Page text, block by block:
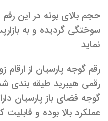
حجم بالای بوته در این
سوختگی گردیده و به
نماید
رقم گوجه پارسیان از
رقمی هیبرید طیقه بندی
گوجه فضای باز پارسیان
عملکرد بالا بوده و